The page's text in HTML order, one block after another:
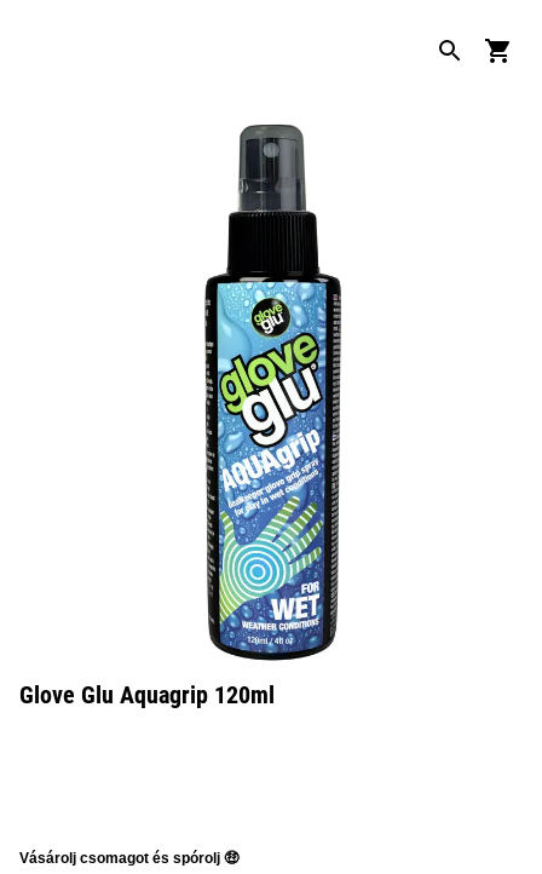
Glove Glu Aquagrip 120ml
Vásárolj csomagot és spórolj 🤑